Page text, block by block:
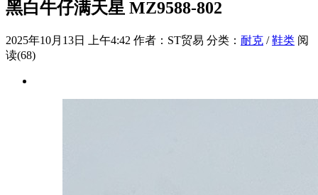
黑白牛仔满天星 MZ9588-802
2025年10月13日 上午4:42 作者：ST贸易 分类： 耐克 /鞋类 阅
读(68)